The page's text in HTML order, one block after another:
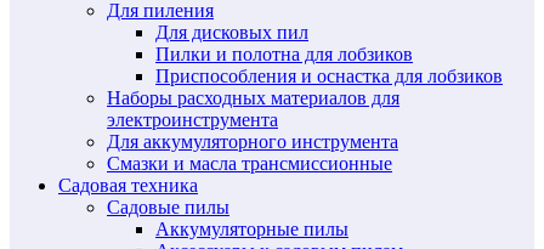
Для пиления
Для дисковых пил
Пилки и полотна для лобзиков
Приспособления и оснастка для лобзиков
Наборы расходных материалов для
электроинструмента
Для аккумуляторного инструмента
Смазки и масла трансмиссионные
Садовая техника
Садовые пилы
Аккумуляторные пилы